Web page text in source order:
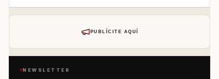
PUBLÍCITE AQUÍ
NEWSLETTER